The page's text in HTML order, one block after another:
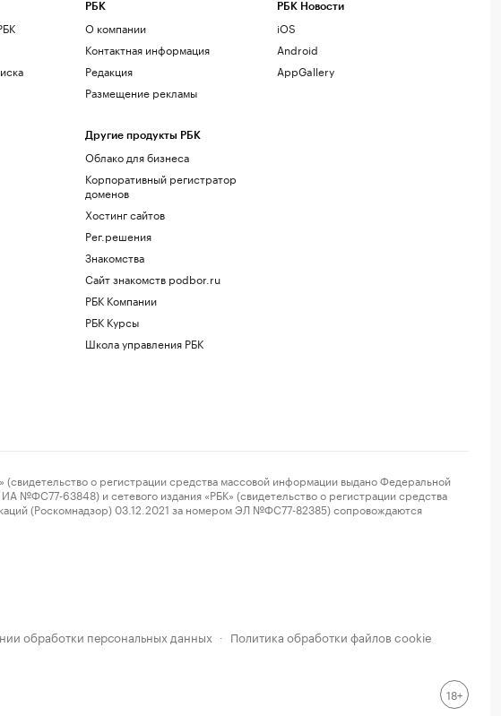
РБК
О компании
Контактная информация
Редакция
Размещение рекламы
Другие продукты РБК
Облако для бизнеса
Корпоративный регистратор
доменов
Хостинг сайтов
Рег.решения
Знакомства
Сайт знакомств podbor.ru
РБК Компании
РБК Курсы
Школа управления РБК
РБК Новости
iOS
Android
AppGallery
о регистрации средства массовой информации выдано Федеральной
№ФС77-63848) и сетевого издания «РБК» (свидетельство о регистрации средства
(Роскомнадзор) 03.12.2021 за номером ЭЛ №ФС77-82385) сопровождаются
обработки персональных данных · Политика обработки файлов cookie
18+